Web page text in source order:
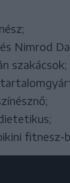
Nimrod
szakácsok;
fitnesz-